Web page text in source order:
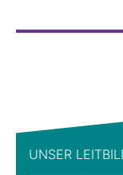
UNSER